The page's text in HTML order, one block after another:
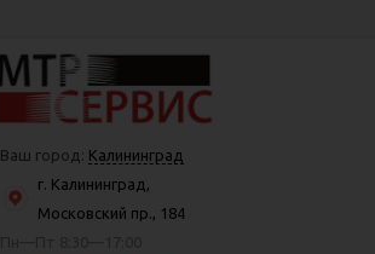
Ваш город: Калининград
г. Калининград,
Московский пр., 184